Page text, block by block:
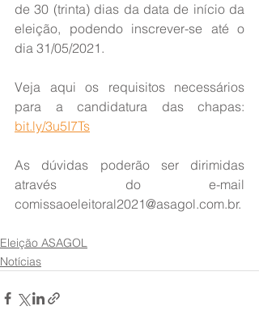
de 30 (trinta) dias da data de início da
eleição, podendo inscrever-se até o
dia 31/05/2021.
Veja aqui os requisitos necessários
bit.ly/3u5I7Ts
As dúvidas poderão ser dirimidas
através do e-mail
comissaoeleitoral2021@asagol.com.br.
Eleição ASAGOL
Notícias